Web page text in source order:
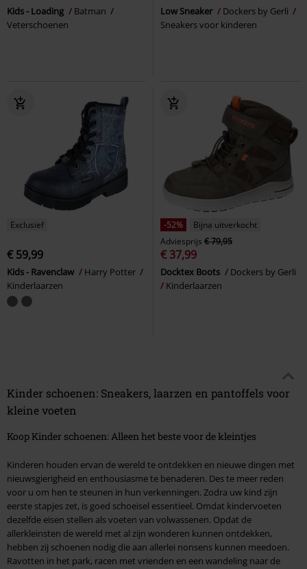
Kids - Loading
Batman
Veterschoenen
Low Sneaker
Dockers by Gerli
Sneakers voor kinderen
Exclusief
€ 59,99
Kids - Ravenclaw
Harry Potter
Kinderlaarzen
-52%
Bijna uitverkocht
Adviesprijs € 79,95
€ 37,99
Docktex Boots
Dockers by Gerli
Kinderlaarzen
Kinder schoenen: Sneakers, laarzen en pantoffels voor
kleine voeten
Koop Kinder schoenen: Alleen het beste voor de kleintjes
Kinderen houden ervan de wereld te ontdekken en nieuwe dingen met
nieuwsgierigheid en enthousiasme te benaderen. Des te meer reden
voor u om hen te steunen in hun verkenningen. Zodra uw kind zijn
eerste stapjes zet, is goed schoeisel essentieel. Omdat kindervoeten
dezelfde eisen stellen als voeten van volwassenen. Opdat de
allerkleinsten de wereld met al zijn wonderen kunnen ontdekken,
hebben zij schoenen nodig die aan allerlei nonsens kunnen meedoen.
Ravotten in het park, racen met vrienden en een wandeling naar de